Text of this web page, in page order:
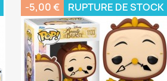
-5,00 € RUPTURE DE STOCK